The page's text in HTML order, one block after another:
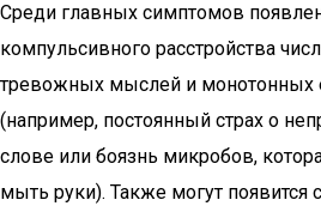
Среди главных симптомов
компульсивного расстройства
тревожных мыслей и монотонных
(например, постоянный страх о
слове или боязнь микробов,
мыть руки). Также могут